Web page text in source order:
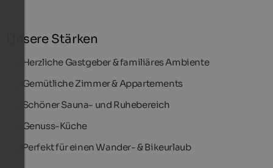
Unsere Stärken
Herzliche Gastgeber & familiäres Ambiente
Gemütliche Zimmer & Appartements
Schöner Sauna- und Ruhebereich
Genuss-Küche
Perfekt für einen Wander- & Bikeurlaub